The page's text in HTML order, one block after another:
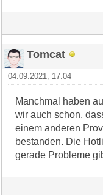
Tomcat
04.09.2021, 17:04
Manchmal haben
wir auch schon,
einem anderen
bestanden. Die
gerade Probleme